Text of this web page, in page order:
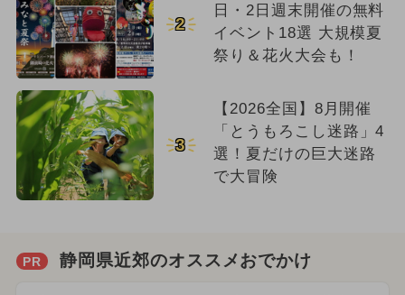
2
日・2日週末開催の無料
イベント18選 大規模夏
祭り＆花火大会も！
3
【2026全国】8月開催
「とうもろこし迷路」4
選！夏だけの巨大迷路
で大冒険
PR 静岡県近郊のオススメおでかけ